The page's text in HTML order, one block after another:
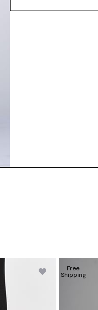
Free
Shipping